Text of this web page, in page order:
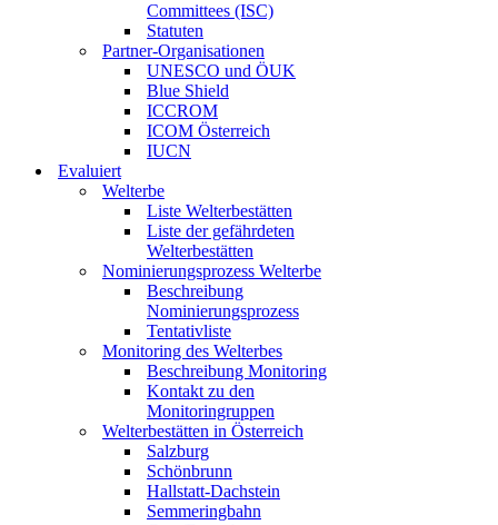
Committees (ISC)
Statuten
Partner-Organisationen
UNESCO und ÖUK
Blue Shield
ICCROM
ICOM Österreich
IUCN
Evaluiert
Welterbe
Liste Welterbestätten
Liste der gefährdeten
Welterbestätten
Nominierungsprozess Welterbe
Beschreibung
Nominierungsprozess
Tentativliste
Monitoring des Welterbes
Beschreibung Monitoring
Kontakt zu den
Monitoringruppen
Welterbestätten in Österreich
Salzburg
Schönbrunn
Hallstatt-Dachstein
Semmeringbahn